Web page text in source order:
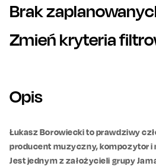
Brak
Zmień kryteria
Opis
Łukasz Borowiecki to prawdziwy
producent muzyczny, kompozytor
Jest jednym z założycieli grupy